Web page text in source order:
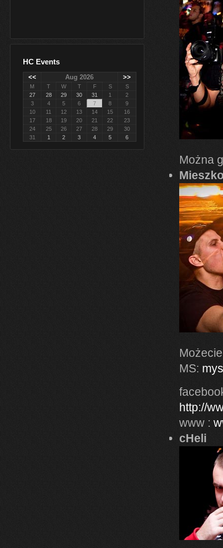
Można
MS:
http://
www :
cHeli
HC Events
<< Aug 2026 >>
M T W T F S
S
27
28 29 30 31 1
2
3
4 5 6 7 8
9
10
11 12 13 14 15
16
17
18 19 20 21 22
23
24
25 26 27 28 29
30
31
1 2 3 4 5 6